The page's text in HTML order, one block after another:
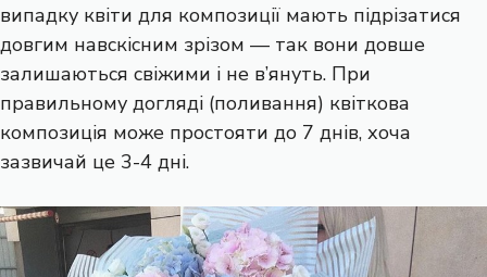
випадку квіти для композиції мають підрізатися
довгим навскісним зрізом — так вони довше
залишаються свіжими і не в’януть. При
правильному догляді (поливання) квіткова
композиція може простояти до 7 днів, хоча
зазвичай це 3-4 дні.